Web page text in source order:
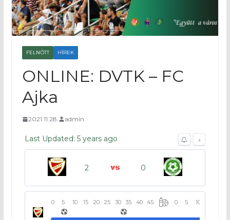
FELNŐTT HÍREK
ONLINE: DVTK – FC
Ajka
2021.11.28. admin
Last Updated: 5 years ago ↓
2 0
0 5 10 15 20 25 30 35 40 45 0 5 10